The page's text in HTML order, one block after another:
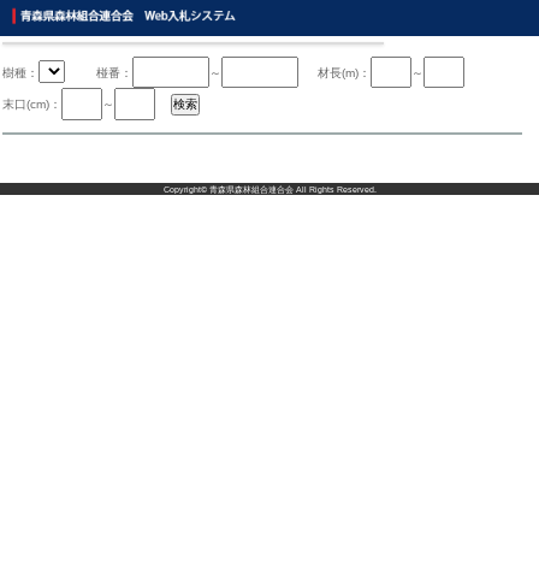
樹種： 椪番： ～ 材長(m)： ～
末口(cm)： ～
Copyright© 青森県森林組合連合会All Rights Reserved.